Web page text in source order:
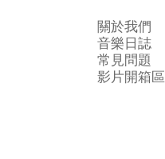
關於我們
音樂日誌
常見問題
影片開箱區